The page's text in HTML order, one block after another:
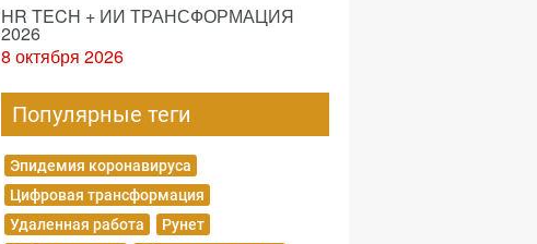
HR TECH + ИИ ТРАНСФОРМАЦИЯ
2026
8 октября 2026
Популярные теги
Эпидемия коронавируса
Цифровая трансформация
Удаленная работа
Рунет